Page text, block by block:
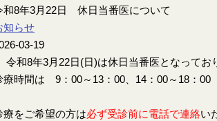
和8年3月22日 休日当番医について
知らせ
03-19
和8年3月22日(日)は休日当番医となってお
療時間は 9：00～13：00、14：00～18：
療をご希望の方は必ず受診前に電話で連絡い